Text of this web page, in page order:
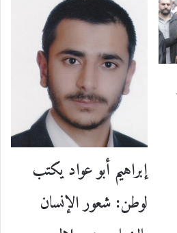
إبراهيم أبو عواد يكتب
لوطن: شعور الإنسان